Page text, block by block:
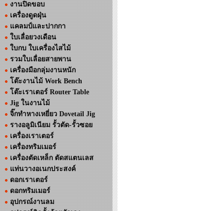
งานปิดขอบ
เครื่องดูดฝุ่น
แคลมป์และปากกา
ใบเลื่อยวงเดือน
ใบกบ ใบเครื่องไสไม้
รวมใบเลื่อยสายพาน
เครื่องมือกลุ่มงานหนัก
โต๊ะงานไม้ Work Bench
โต๊ะเราเตอร์ Router Table
Jig ในงานไม้
จิ๊กทำหางเหยี่ยว Dovetail Jig
รางอลูมิเนียม รั้วตัด-รั้วซอย
เครื่องเราเตอร์
เครื่องทริมเมอร์
เครื่องตัดเหล็ก ตัดสแตนเลส
แท่นวางอเนกประสงค์
ดอกเราเตอร์
ดอกทริมเมอร์
อุปกรณ์งานลม